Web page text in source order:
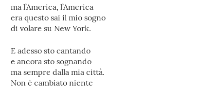
ma l’America, l’America
era questo sai il mio sogno
di volare su New York.
E adesso sto cantando
e ancora sto sognando
ma sempre dalla mia città.
Non è cambiato niente